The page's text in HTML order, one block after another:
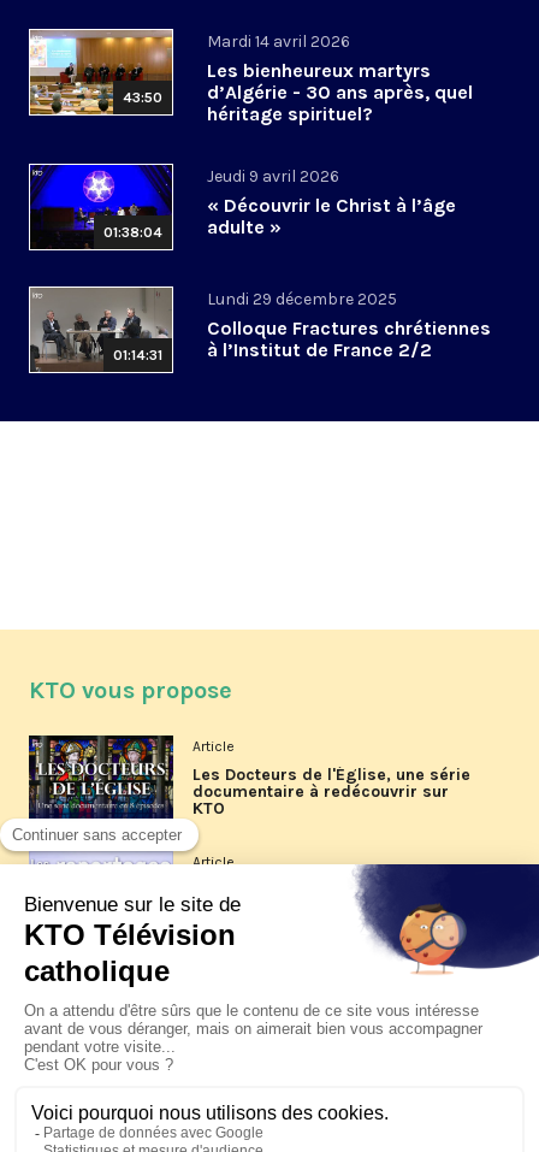
43:50
Mardi 14 avril 2026
Les bienheureux martyrs
d’Algérie - 30 ans après, quel
héritage spirituel?
01:38:04
Jeudi 9 avril 2026
« Découvrir le Christ à l’âge
adulte »
01:14:31
Lundi 29 décembre 2025
Colloque Fractures chrétiennes
à l’Institut de France 2/2
KTO vous propose
Article
Les Docteurs de l'Église, une série
documentaire à redécouvrir sur
KTO
Article
Les reportages d'été 2026 de KTO
La visite pastorale du pape Léon
XIV à Assise à suivre sur KTO le
jeudi 6 août
Le pape en Uruguay, Argentine et
Pérou du 6 au 17 novembre 2026